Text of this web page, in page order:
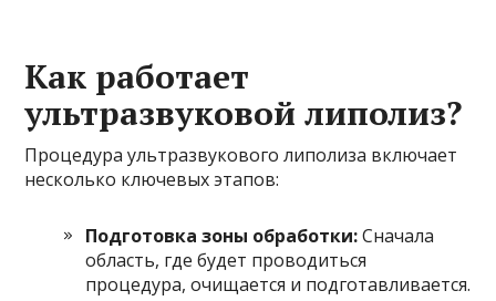
Как работает
ультразвуковой липолиз?
Процедура ультразвукового липолиза включает
несколько ключевых этапов:
Подготовка зоны обработки:Сначала
область, где будет проводиться
процедура, очищается и подготавливается.